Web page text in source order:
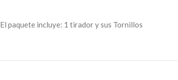
El paquete incluye: 1 tirador y sus Tornillos